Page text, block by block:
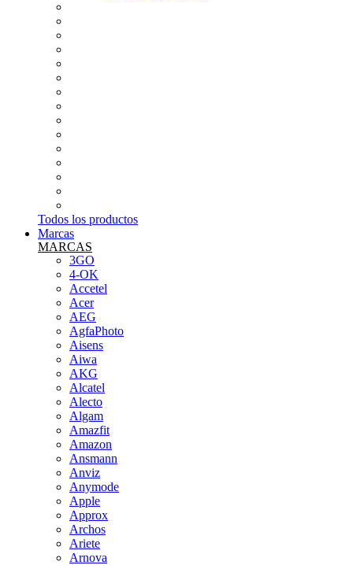
Todos los productos
Marcas
MARCAS
3GO
4-OK
Accetel
Acer
AEG
AgfaPhoto
Aisens
Aiwa
AKG
Alcatel
Alecto
Algam
Amazfit
Amazon
Ansmann
Anviz
Anymode
Apple
Approx
Archos
Ariete
Arnova